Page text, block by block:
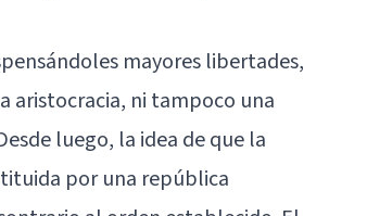
mayores libertades,
aristocracia, ni tampoco una
luego, la idea de que la
por una república